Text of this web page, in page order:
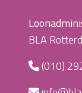
BLA
(010)